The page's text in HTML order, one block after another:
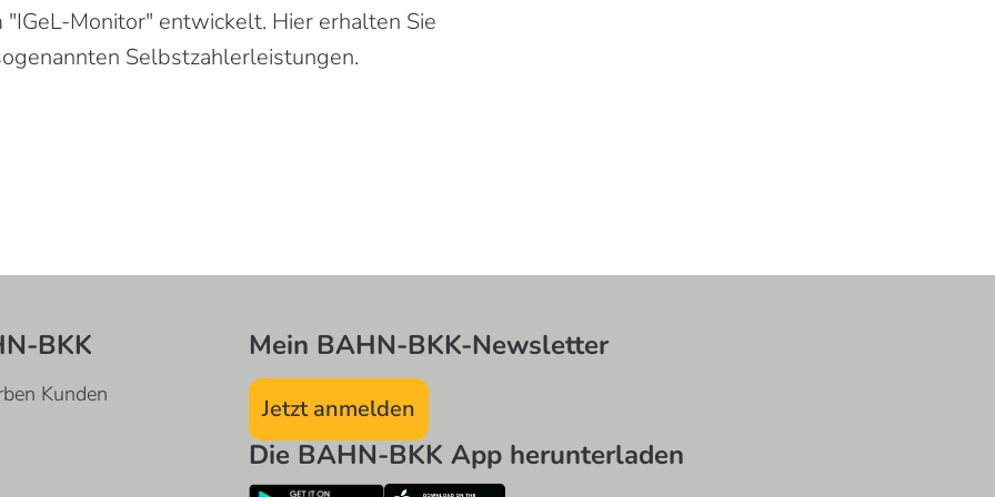
Monitor" entwickelt. Hier erhalten Sie
Selbstzahlerleistungen.
BKK
Kunden
Mein BAHN-BKK-Newsletter
Jetzt anmelden
Die BAHN-BKK App herunterladen